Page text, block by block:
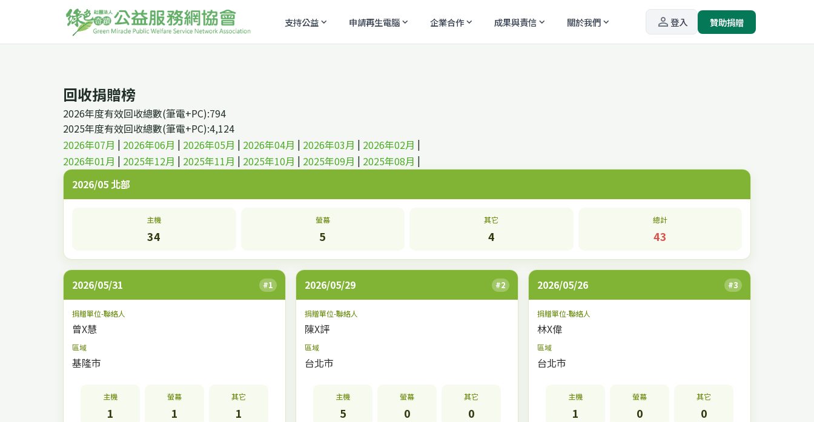
支持公益expand_more 申請再生電腦expand_more 企業合作expand_more 成果與責信expand_more 關於我們expand_more person_outline登入 贊助捐贈
回收捐贈榜
2026年度有效回收總數(筆電+PC):794
2025年度有效回收總數(筆電+PC):4,124
2026年07月 | 2026年06月 | 2026年05月 | 2026年04月 | 2026年03月 | 2026年02月 |
2026年01月 | 2025年12月 | 2025年11月 | 2025年10月 | 2025年09月 | 2025年08月 |
2026/05 北部
主機
34
螢幕
5
其它
4
總計
43
2026/05/31 #1
捐贈單位-聯絡人
曾X慧
區域
基隆市
主機
1
螢幕
1
其它
1
2026/05/29 #2
捐贈單位-聯絡人
陳X評
區域
台北市
主機
5
螢幕
0
其它
0
2026/05/26 #3
捐贈單位-聯絡人
林X偉
區域
台北市
主機
1
螢幕
0
其它
0